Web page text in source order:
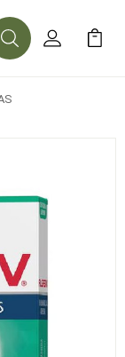
BuscarMi Cuenta
Mi